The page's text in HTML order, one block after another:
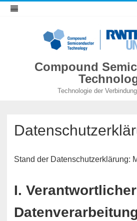
Compound
Technologie der
Stand der Datenschutzerklärung:
I.